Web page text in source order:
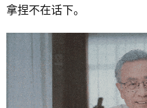
拿捏不在话下。